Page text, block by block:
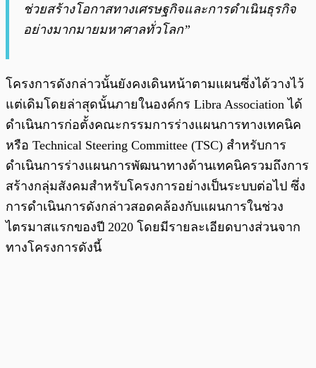
ช่วยสร้างโอกาสทางเศรษฐกิจและการดำเนินธุรกิจ
อย่างมากมายมหาศาลทั่วโลก”
โครงการดังกล่าวนั้นยังคงเดินหน้าตามแผนซึ่งได้วางไว้
แต่เดิมโดยล่าสุดนั้นภายในองค์กร Libra Association ได้
ดำเนินการก่อตั้งคณะกรรมการร่างแผนการทางเทคนิค
หรือ Technical Steering Committee (TSC) สำหรับการ
ดำเนินการร่างแผนการพัฒนาทางด้านเทคนิครวมถึงการ
สร้างกลุ่มสังคมสำหรับโครงการอย่างเป็นระบบต่อไป ซึ่ง
การดำเนินการดังกล่าวสอดคล้องกับแผนการในช่วง
ไตรมาสแรกของปี 2020 โดยมีรายละเอียดบางส่วนจาก
ทางโครงการดังนี้